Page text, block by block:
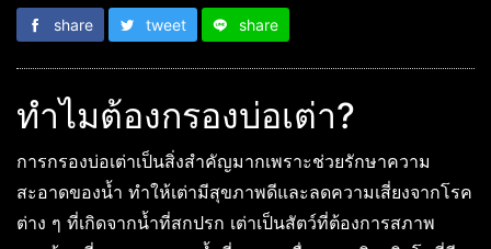
share tweet share
ทำไมต้องกรองบ่อเต่า?
การกรองบ่อเต่าเป็นสิ่งสำคัญมากเพราะช่วยรักษาความ
สะอาดของน้ำ ทำให้เต่ามีสุขภาพดีและลดความเสี่ยงจากโรค
ต่าง ๆ ที่เกิดจากน้ำที่สกปรก เต่าเป็นสัตว์ที่ต้องการสภาพ